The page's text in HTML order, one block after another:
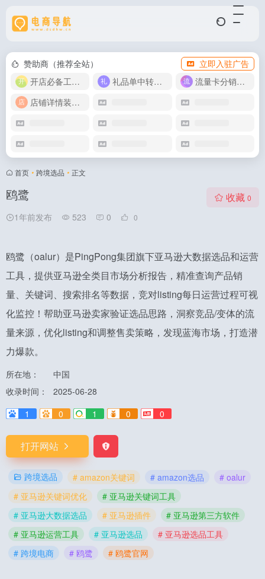
赞助商（推荐全站）
立即入驻广告
开店必备工具箱
礼品单中转同步单
流量卡分销代理
店铺详情装修模版
首页 • 跨境选品 • 正文
鸥鹭
1年前发布 523 0 0
收藏 0
鸥鹭（oalur）是PingPong集团旗下亚马逊大数据选品和运营
工具，提供亚马逊全类目市场分析报告，精准查询产品销
量、关键词、搜索排名等数据，竞对listing每日运营过程可视
化监控！帮助亚马逊卖家验证选品思路，洞察竞品/变体的流
量来源，优化listing和调整售卖策略，发现蓝海市场，打造潜
力爆款。
所在地：
中国
收录时间：
2025-06-28
1
0 1 0 0
打开网站
跨境选品 # amazon关键词 # amazon选品
# oalur
# 亚马逊关键词优化
# 亚马逊关键词工具
# 亚马逊大数据选品
# 亚马逊插件
# 亚马逊第三方软件
# 亚马逊运营工具
# 亚马逊选品
# 亚马逊选品工具
# 跨境电商
# 鸥鹭 # 鸥鹭官网